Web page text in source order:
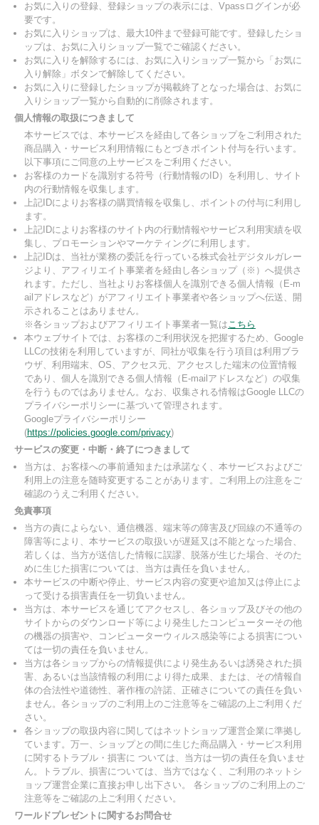
お気に入りの登録、登録ショップの表示には、Vpassログインが必
要です。
お気に入りショップは、最大10件まで登録可能です。登録したショ
ップは、お気に入りショップ一覧でご確認ください。
お気に入りを解除するには、お気に入りショップ一覧から「お気に
入り解除」ボタンで解除してください。
お気に入りに登録したショップが掲載終了となった場合は、お気に
入りショップ一覧から自動的に削除されます。
個人情報の取扱につきまして
本サービスでは、本サービスを経由して各ショップをご利用された
商品購入・サービス利用情報にもとづきポイント付与を行います。
以下事項にご同意の上サービスをご利用ください。
お客様のカードを識別する符号（行動情報のID）を利用し、サイト
内の行動情報を収集します。
上記IDによりお客様の購買情報を収集し、ポイントの付与に利用し
ます。
上記IDによりお客様のサイト内の行動情報やサービス利用実績を収
集し、プロモーションやマーケティングに利用します。
上記IDは、当社が業務の委託を行っている株式会社デジタルガレー
ジより、アフィリエイト事業者を経由し各ショップ（※）へ提供さ
れます。ただし、当社よりお客様個人を識別できる個人情報（E-m
ailアドレスなど）がアフィリエイト事業者や各ショップへ伝送、開
示されることはありません。
※各ショップおよびアフィリエイト事業者一覧はこちら
本ウェブサイトでは、お客様のご利用状況を把握するため、Google
LLCの技術を利用していますが、同社が収集を行う項目は利用ブラ
ウザ、利用端末、OS、アクセス元、アクセスした端末の位置情報
であり、個人を識別できる個人情報（E-mailアドレスなど）の収集
を行うものではありません。なお、収集される情報はGoogle LLCの
プライバシーポリシーに基づいて管理されます。
Googleプライバシーポリシー
(https://policies.google.com/privacy)
サービスの変更・中断・終了につきまして
当方は、お客様への事前通知または承諾なく、本サービスおよびご
利用上の注意を随時変更することがあります。ご利用上の注意をご
確認のうえご利用ください。
免責事項
当方の責によらない、通信機器、端末等の障害及び回線の不通等の
障害等により、本サービスの取扱いが遅延又は不能となった場合、
若しくは、当方が送信した情報に誤謬、脱落が生じた場合、そのた
めに生じた損害については、当方は責任を負いません。
本サービスの中断や停止、サービス内容の変更や追加又は停止によ
って受ける損害責任を一切負いません。
当方は、本サービスを通じてアクセスし、各ショップ及びその他の
サイトからのダウンロード等により発生したコンピューターその他
の機器の損害や、コンピューターウィルス感染等による損害につい
ては一切の責任を負いません。
当方は各ショップからの情報提供により発生あるいは誘発された損
害、あるいは当該情報の利用により得た成果、または、その情報自
体の合法性や道徳性、著作権の許諾、正確さについての責任を負い
ません。各ショップのご利用上のご注意等をご確認の上ご利用くだ
さい。
各ショップの取扱内容に関してはネットショップ運営企業に準拠し
ています。万一、ショップとの間に生じた商品購入・サービス利用
に関するトラブル・損害に ついては、当方は一切の責任を負いませ
ん。トラブル、損害については、当方ではなく、ご利用のネットシ
ョップ運営企業に直接お申し出下さい。 各ショップのご利用上のご
注意等をご確認の上ご利用ください。
ワールドプレゼントに関するお問合せ